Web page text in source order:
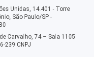
Unidas, 14.401 - Torre
São Paulo/SP -
Carvalho, 74 – Sala 1105
239 CNPJ